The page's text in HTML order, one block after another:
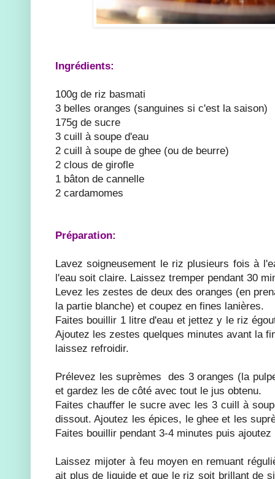
Ingrédients:
100g de riz basmati
3 belles oranges (sanguines si c'est la saison)
175g de sucre
3 cuill à soupe d'eau
2 cuill à soupe de ghee (ou de beurre)
2 clous de girofle
1 bâton de cannelle
2 cardamomes
Préparation:
Lavez soigneusement le riz plusieurs fois à
l'eau soit claire. Laissez tremper pendant 30
Levez les zestes de deux des oranges (en
la partie blanche) et coupez en fines lanières.
Faites bouillir 1 litre d'eau et jettez y le riz
Ajoutez les zestes quelques minutes avant la
laissez refroidir.
Prélevez les suprèmes des 3 oranges (la
et gardez les de côté avec tout le jus obtenu.
Faites chauffer le sucre avec les 3 cuill à
dissout. Ajoutez les épices, le ghee et les
Faites bouillir pendant 3-4 minutes puis ajoutez
Laissez mijoter à feu moyen en remuant
ait plus de liquide et que le riz soit brillant de